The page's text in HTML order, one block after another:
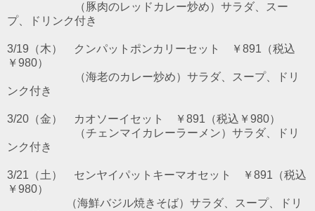
（豚肉のレッドカレー炒め）サラダ、スー
プ、ドリンク付き
3/19（木） クンパットポンカリーセット ￥891（税込
￥980）
（海老のカレー炒め）サラダ、スープ、ドリ
ンク付き
3/20（金） カオソーイセット ￥891（税込￥980）
（チェンマイカレーラーメン）サラダ、ドリ
ンク付き
3/21（土） センヤイパットキーマオセット ￥891（税込
￥980）
（海鮮バジル焼きそば）サラダ、スープ、ドリ